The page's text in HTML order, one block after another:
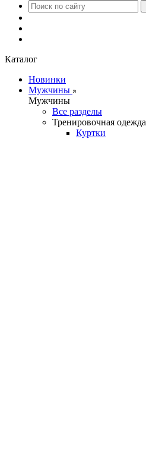
Каталог
Новинки
Мужчины
Мужчины
Все разделы
Тренировочная одежда
Куртки